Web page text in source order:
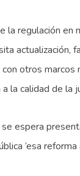
la regulación en
actualización,
con otros marcos
la calidad de la
espera
‘esa reforma